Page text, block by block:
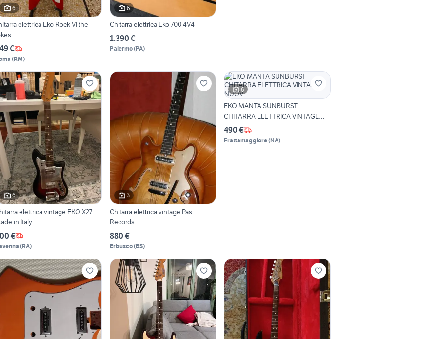
6
elettrica Eko Rock VI the
€
(RM)
6
Chitarra elettrica Eko 700 4V4
1.390 €
Palermo(PA)
6
elettrica vintage EKO X27
in Italy
€
(RA)
3
Chitarra elettrica vintage Pas
Records
880 €
Erbusco(BS)
6
EKO MANTA SUNBURST
CHITARRA ELETTRICA VINTAGE
NUOV
490 €
Frattamaggiore(NA)